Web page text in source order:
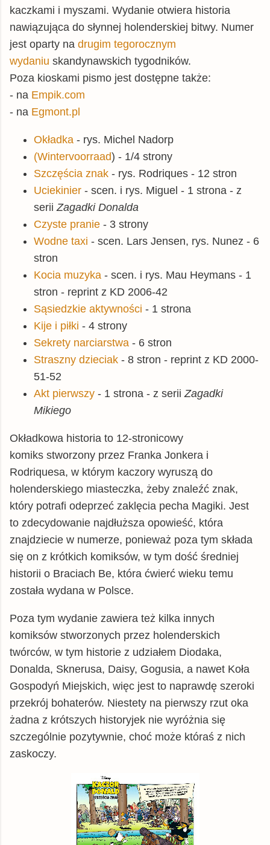
kaczkami i myszami. Wydanie otwiera historia
nawiązująca do słynnej holenderskiej bitwy. Numer
jest oparty na drugim tegorocznym
wydaniu skandynawskich tygodników.
Poza kioskami pismo jest dostępne także:
- na Empik.com
- na Egmont.pl
Okładka - rys. Michel Nadorp
(Wintervoorraad) - 1/4 strony
Szczęścia znak - rys. Rodriques - 12 stron
Uciekinier - scen. i rys. Miguel - 1 strona - z
serii Zagadki Donalda
Czyste pranie - 3 strony
Wodne taxi - scen. Lars Jensen, rys. Nunez - 6
stron
Kocia muzyka - scen. i rys. Mau Heymans - 1
stron - reprint z KD 2006-42
Sąsiedzkie aktywności - 1 strona
Kije i piłki - 4 strony
Sekrety narciarstwa - 6 stron
Straszny dzieciak - 8 stron - reprint z KD 2000-
51-52
Akt pierwszy - 1 strona - z serii Zagadki
Mikiego
Okładkowa historia to 12-stronicowy
komiks stworzony przez Franka Jonkera i
Rodriquesa, w którym kaczory wyruszą do
holenderskiego miasteczka, żeby znaleźć znak,
który potrafi odeprzeć zaklęcia pecha Magiki. Jest
to zdecydowanie najdłuższa opowieść, która
znajdziecie w numerze, ponieważ poza tym składa
się on z krótkich komiksów, w tym dość średniej
historii o Braciach Be, która ćwierć wieku temu
została wydana w Polsce.
Poza tym wydanie zawiera też kilka innych
komiksów stworzonych przez holenderskich
twórców, w tym historie z udziałem Diodaka,
Donalda, Sknerusa, Daisy, Gogusia, a nawet Koła
Gospodyń Miejskich, więc jest to naprawdę szeroki
przekrój bohaterów. Niestety na pierwszy rzut oka
żadna z krótszych historyjek nie wyróżnia się
szczególnie pozytywnie, choć może któraś z nich
zaskoczy.